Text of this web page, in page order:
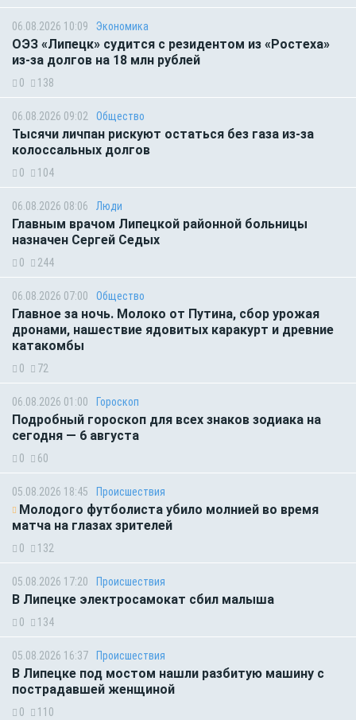
06.08.2026 10:09 Экономика
ОЭЗ «Липецк» судится с резидентом из «Ростеха»
из-за долгов на 18 млн рублей
0 138
06.08.2026 09:02 Общество
Тысячи личпан рискуют остаться без газа из-за
колоссальных долгов
0 104
06.08.2026 08:06 Люди
Главным врачом Липецкой районной больницы
назначен Сергей Седых
0 244
06.08.2026 07:00 Общество
Главное за ночь. Молоко от Путина, сбор урожая
дронами, нашествие ядовитых каракурт и древние
катакомбы
0 72
06.08.2026 01:00 Гороскоп
Подробный гороскоп для всех знаков зодиака на
сегодня — 6 августа
0 60
05.08.2026 18:45 Происшествия
Молодого футболиста убило молнией во время
матча на глазах зрителей
0 132
05.08.2026 17:20 Происшествия
В Липецке электросамокат сбил малыша
0 134
05.08.2026 16:37 Происшествия
В Липецке под мостом нашли разбитую машину с
пострадавшей женщиной
0 110